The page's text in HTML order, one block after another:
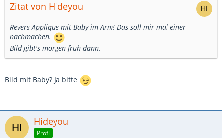
Zitat von Hideyou
Revers Applique mit Baby im Arm! Das soll mir mal einer
nachmachen.
Bild gibt's morgen früh dann.
Bild mit Baby? Ja bitte
Hideyou
Profi